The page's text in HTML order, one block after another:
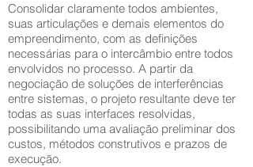
Consolidar claramente todos ambientes,
suas articulações e demais elementos do
empreendimento, com as definições
necessárias para o intercâmbio entre todos
envolvidos no processo. A partir da
negociação de soluções de interferências
entre sistemas, o projeto resultante deve ter
todas as suas interfaces resolvidas,
possibilitando uma avaliação preliminar dos
custos, métodos construtivos e prazos de
execução.